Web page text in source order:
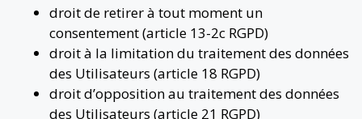
droit de retirer à tout moment un
consentement (article 13-2c RGPD)
droit à la limitation du traitement des données
des Utilisateurs (article 18 RGPD)
droit d’opposition au traitement des données
des Utilisateurs (article 21 RGPD)